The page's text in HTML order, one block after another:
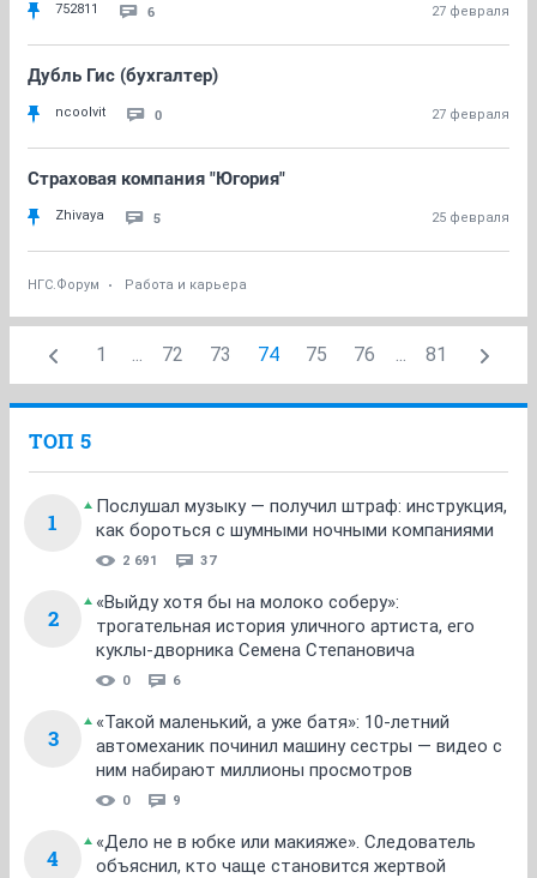
752811 6 27 февраля
Дубль Гис (бухгалтер)
ncoolvit 0 27 февраля
Страховая компания "Югория"
Zhivaya 5 25 февраля
НГС.Форум Работа и карьера
1 ... 72 73 74 75 76 ... 81
ТОП 5
1
Послушал музыку — получил штраф: инструкция,
как бороться с шумными ночными компаниями
2 691 37
2
«Выйду хотя бы на молоко соберу»:
трогательная история уличного артиста, его
куклы-дворника Семена Степановича
0 6
3
«Такой маленький, а уже батя»: 10-летний
автомеханик починил машину сестры — видео с
ним набирают миллионы просмотров
0 9
4
«Дело не в юбке или макияже». Следователь
объяснил, кто чаще становится жертвой